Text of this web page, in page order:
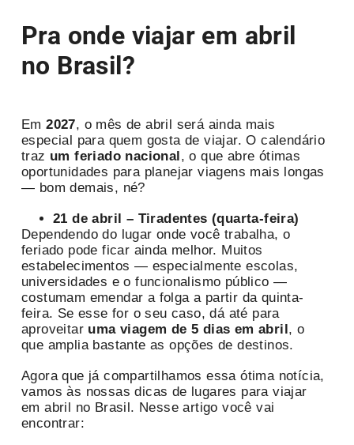
Pra onde viajar em abril
no Brasil?
Em2027, o mês de abril será ainda mais
especial para quem gosta de viajar. O calendário
traz um feriado nacional, o que abre ótimas
oportunidades para planejar viagens mais longas
— bom demais, né?
21 de abril – Tiradentes (quarta-feira)
Dependendo do lugar onde você trabalha, o
feriado pode ficar ainda melhor. Muitos
estabelecimentos — especialmente escolas,
universidades e o funcionalismo público —
costumam emendar a folga a partir da quinta-
feira. Se esse for o seu caso, dá até para
aproveitar uma viagem de 5 dias em abril, o
que amplia bastante as opções de destinos.
Agora que já compartilhamos essa ótima notícia,
vamos às nossas dicas de lugares para viajar
em abril no Brasil. Nesse artigo você vai
encontrar: